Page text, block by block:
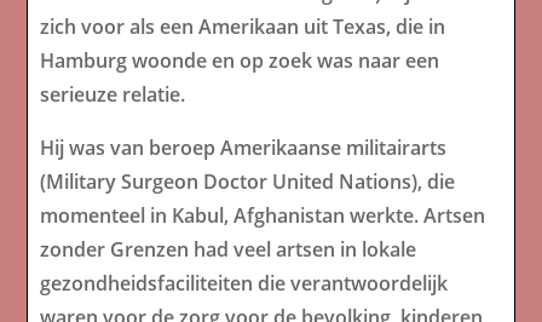
zich voor als een Amerikaan uit Texas, die in
Hamburg woonde en op zoek was naar een
serieuze relatie.
Hij was van beroep Amerikaanse militairarts
(Military Surgeon Doctor United Nations), die
momenteel in Kabul, Afghanistan werkte. Artsen
zonder Grenzen had veel artsen in lokale
gezondheidsfaciliteiten die verantwoordelijk